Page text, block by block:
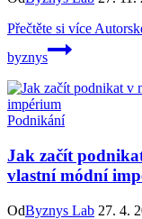
Přečtěte si více
byznys
Podnikání
Jak začít
vlastní módní
OdByznys Lab 27. 4.